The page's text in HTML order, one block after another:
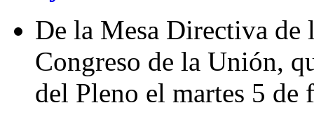
De la Mesa Directiva de
Congreso de la Unión,
del Pleno el martes 5 de